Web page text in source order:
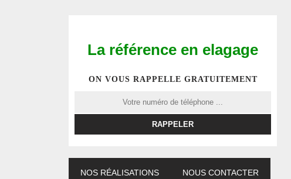
La référence en elagage
ON VOUS RAPPELLE GRATUITEMENT
NOS RÉALISATIONS NOUS CONTACTER